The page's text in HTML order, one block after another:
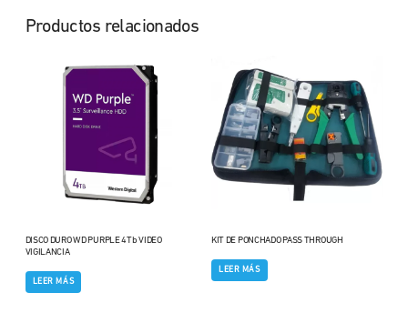
Productos relacionados
DISCO DURO WD PURPLE 4Tb VIDEO
VIGILANCIA
LEER MÁS
KIT DE PONCHADO PASS THROUGH
LEER MÁS